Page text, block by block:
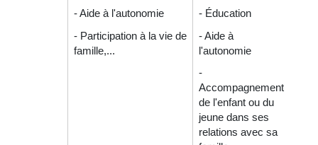
- Aide à l'autonomie
- Participation à la vie de
famille,...
- Éducation
- Aide à
l'autonomie
-
Accompagnement
de l'enfant ou du
jeune dans ses
relations avec sa